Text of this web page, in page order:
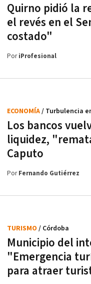
Quirno pidió la
el revés en el
costado"
PoriProfesional
Los bancos
liquidez,
Caputo
ECONOMÍA/ Turbulencia
PorFernando Gutiérrez
Municipio del
"Emergencia
para atraer
TURISMO / Córdoba